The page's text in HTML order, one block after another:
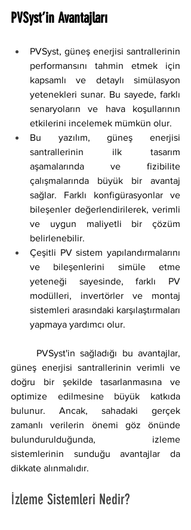
PVSyst’in Avantajları
PVSyst, güneş enerjisi santrallerinin
performansını tahmin etmek için
kapsamlı ve detaylı simülasyon
yetenekleri sunar. Bu sayede, farklı
senaryoların ve hava koşullarının
etkilerini incelemek mümkün olur.
Bu yazılım, güneş enerjisi
santrallerinin ilk tasarım
aşamalarında ve fizibilite
çalışmalarında büyük bir avantaj
sağlar. Farklı konfigürasyonlar ve
bileşenler değerlendirilerek, verimli
ve uygun maliyetli bir çözüm
belirlenebilir.
Çeşitli PV sistem yapılandırmalarını
ve bileşenlerini simüle etme
yeteneği sayesinde, farklı PV
modülleri, invertörler ve montaj
sistemleri arasındaki karşılaştırmaları
yapmaya yardımcı olur.
güneş enerjisi santrallerinin verimli ve
doğru bir şekilde tasarlanmasına ve
optimize edilmesine büyük katkıda
bulunur. Ancak, sahadaki gerçek
zamanlı verilerin önemi göz önünde
bulundurulduğunda, izleme
sistemlerinin sunduğu avantajlar da
dikkate alınmalıdır.
İzleme Sistemleri Nedir?